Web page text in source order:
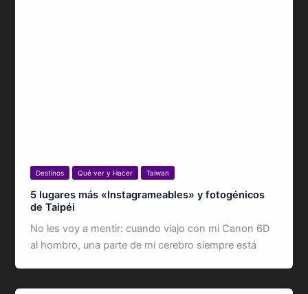
Destinos Qué ver y Hacer Taiwan
5 lugares más «Instagrameables» y fotogénicos
de Taipéi
No les voy a mentir: cuando viajo con mi Canon 6D
al hombro, una parte de mi cerebro siempre está